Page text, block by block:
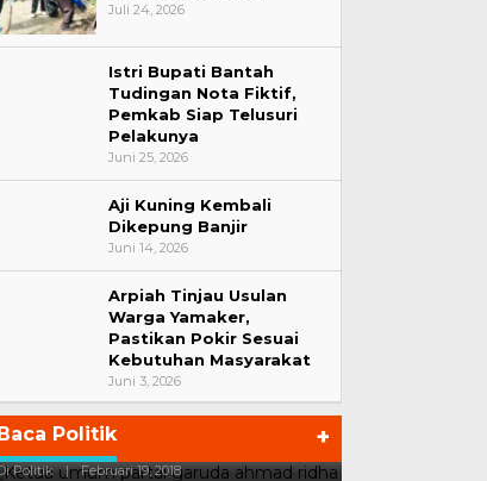
Juli 24, 2026
Istri Bupati Bantah
Tudingan Nota Fiktif,
Pemkab Siap Telusuri
Pelakunya
Juni 25, 2026
Aji Kuning Kembali
Dikepung Banjir
Juni 14, 2026
Arpiah Tinjau Usulan
Warga Yamaker,
Pastikan Pokir Sesuai
Kebutuhan Masyarakat
Juni 3, 2026
Baca Politik +
Dia Hubungan Partai Garuda
Gerindra
Politik | Februari 19, 2018